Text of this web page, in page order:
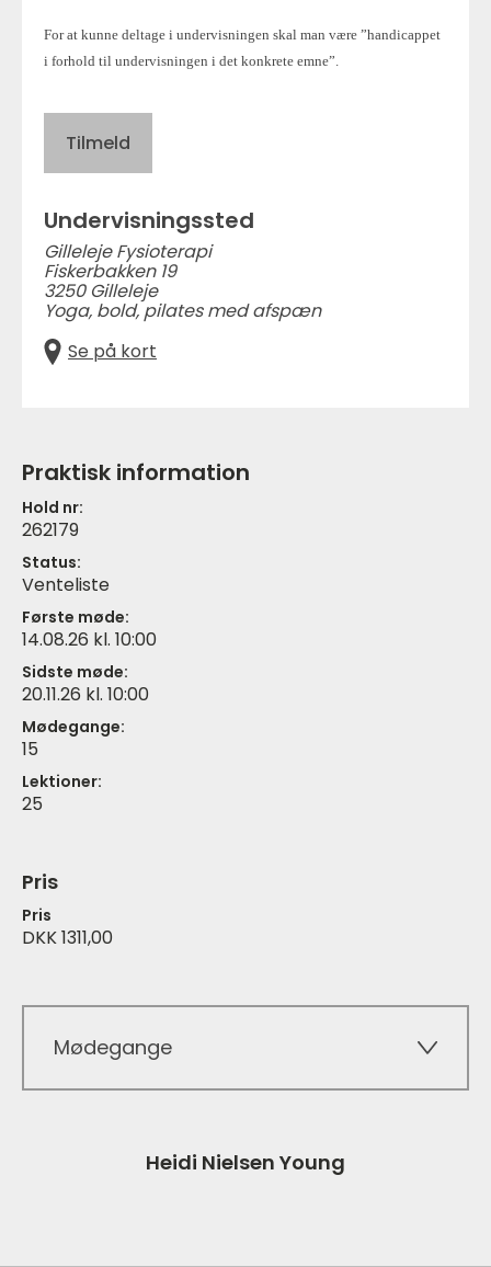
For at kunne deltage i undervisningen skal man være ”handicappet
i forhold til undervisningen i det konkrete emne”.
Tilmeld
Undervisningssted
Gilleleje Fysioterapi
Fiskerbakken 19
3250 Gilleleje
Yoga, bold, pilates med afspæn
Se på kort
Praktisk information
Hold nr:
262179
Status:
Venteliste
Første møde:
14.08.26 kl. 10:00
Sidste møde:
20.11.26 kl. 10:00
Mødegange:
15
Lektioner:
25
Pris
Pris
DKK 1311,00
Mødegange
Heidi Nielsen Young